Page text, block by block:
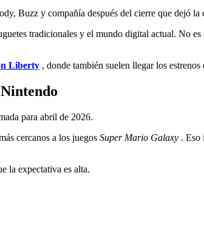
Buzz y compañía después del cierre que dejó la
tradicionales y el mundo digital actual. No
Liberty , donde también suelen llegar los estrenos
para abril de 2026.
cercanos a los juegos Super Mario Galaxy . Eso
la expectativa es alta.